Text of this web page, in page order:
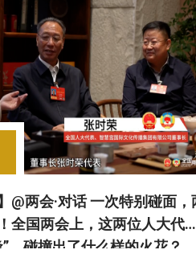
对话 一次特别碰面，两
全国两会上，这两位人大代表
，碰撞出了什么样的火花？